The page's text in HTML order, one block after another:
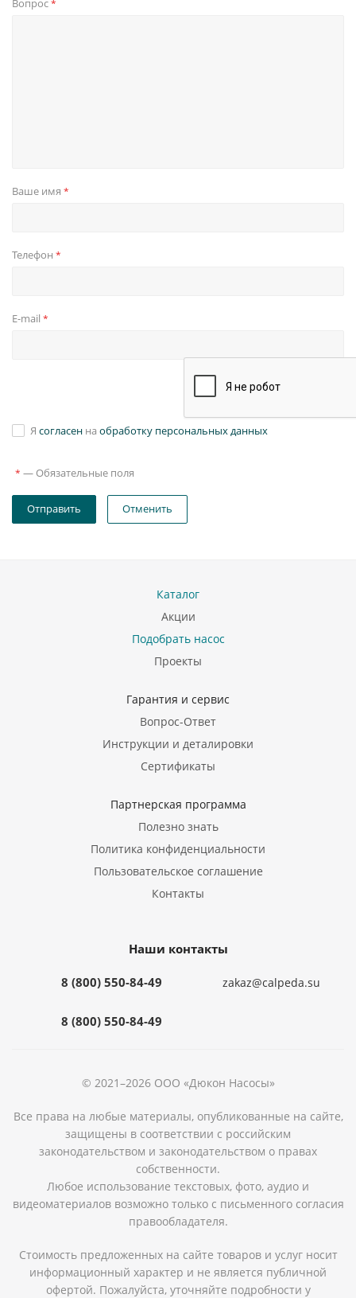
Вопрос*
Ваше имя *
Телефон *
E-mail *
Я согласен на обработку персональных данных
* — Обязательные поля
Отправить Отменить
Каталог
Акции
Подобрать насос
Проекты
Гарантия и сервис
Вопрос-Ответ
Инструкции и деталировки
Сертификаты
Партнерская программа
Полезно знать
Политика конфиденциальности
Пользовательское соглашение
Контакты
Наши контакты
8 (800) 550-84-49
8 (800) 550-84-49
zakaz@calpeda.su
© 2021–2026 ООО «Дюкон Насосы»
Все права на любые материалы, опубликованные на сайте,
защищены в соответствии с российским
законодательством и законодательством о правах
собственности.
Любое использование текстовых, фото, аудио и
видеоматериалов возможно только с письменного согласия
правообладателя.
Стоимость предложенных на сайте товаров и услуг носит
информационный характер и не является публичной
офертой. Пожалуйста, уточняйте подробности у